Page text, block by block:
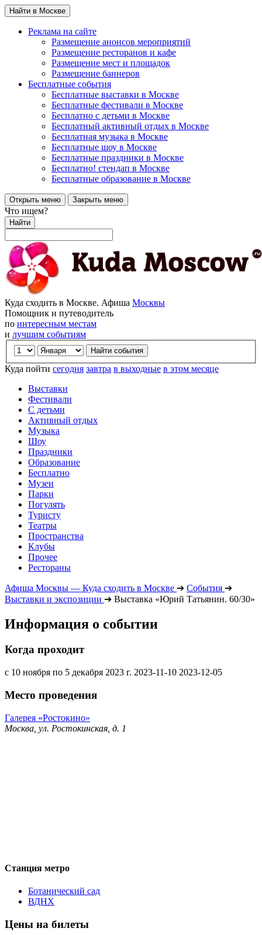
Найти в Москве
Реклама на сайте
Размещение анонсов мероприятий
Размещение ресторанов и кафе
Размещение мест и площадок
Размещение баннеров
Бесплатные события
Бесплатные выставки в Москве
Бесплатные фестивали в Москве
Бесплатно с детьми в Москве
Бесплатный активный отдых в Москве
Бесплатная музыка в Москве
Бесплатные шоу в Москве
Бесплатные праздники в Москве
Бесплатно! стендап в Москве
Бесплатные образование в Москве
Открыть меню Закрыть меню
Что ищем?
Найти
Куда сходить в Москве. Афиша Москвы
Помощник и путеводитель
по интересным местам
и лучшим событиям
Куда пойти сегодня завтра в выходные в этом месяце
Выставки
Фестивали
С детьми
Активный отдых
Музыка
Шоу
Праздники
Образование
Бесплатно
Музеи
Парки
Погулять
Туристу
Театры
Пространства
Клубы
Прочее
Рестораны
Афиша Москвы — Куда сходить в Москве ➔ События ➔
Выставки и экспозиции ➔ Выставка «Юрий Татьянин. 60/30»
Информация о событии
Когда проходит
с 10 ноября по 5 декабря 2023 г. 2023-11-10 2023-12-05
Место проведения
Галерея «Ростокино»
Москва, ул. Ростокинская, д. 1
Станция метро
Ботанический сад
ВДНХ
Цены на билеты